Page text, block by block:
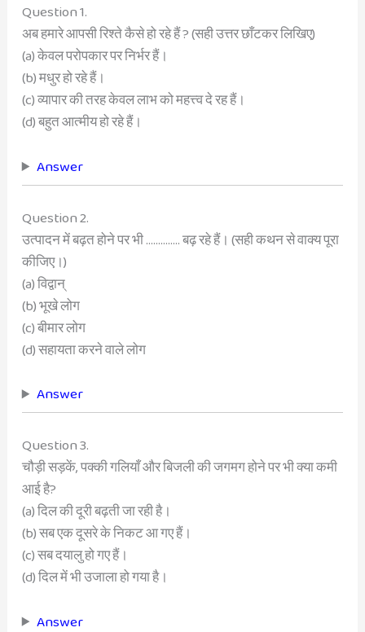
Question 1.
अब हमारे आपसी रिश्ते कैसे हो रहे हैं ? (सही उत्तर छाँटकर लिखिए)
(a) केवल परोपकार पर निर्भर हैं।
(b) मधुर हो रहे हैं।
(c) व्यापार की तरह केवल लाभ को महत्त्व दे रह हैं।
(d) बहुत आत्मीय हो रहे हैं।
Answer
Question 2.
उत्पादन में बढ़त होने पर भी ………….. बढ़ रहे हैं। (सही कथन से वाक्य पूरा
कीजिए।)
(a) विद्वान्
(b) भूखे लोग
(c) बीमार लोग
(d) सहायता करने वाले लोग
Answer
Question 3.
चौड़ी सड़कें, पक्की गलियाँ और बिजली की जगमग होने पर भी क्या कमी
आई है?
(a) दिल की दूरी बढ़ती जा रही है।
(b) सब एक दूसरे के निकट आ गए हैं।
(c) सब दयालु हो गए हैं।
(d) दिल में भी उजाला हो गया है।
Answer